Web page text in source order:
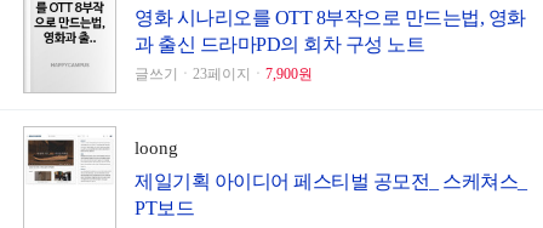
영화 시나리오를 OTT 8부작으로 만드는법, 영화
과 출신 드라마PD의 회차 구성 노트
글쓰기ㆍ23페이지ㆍ 7,900원
loong
제일기획 아이디어 페스티벌 공모전_ 스케쳐스_
PT보드